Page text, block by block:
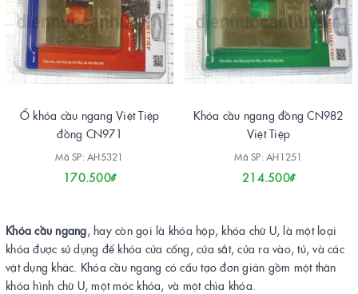
Ổ khóa cầu ngang Việt Tiệp
đồng CN971
Mã SP: AH5321
170.500₫
Khóa cầu ngang đồng CN982
Việt Tiệp
Mã SP: AH1251
214.500₫
Khóa cầu ngang, hay còn gọi là khóa hộp, khóa chữ U, là một loại
khóa được sử dụng để khóa cửa cổng, cửa sắt, cửa ra vào, tủ, và các
vật dụng khác. Khóa cầu ngang có cấu tạo đơn giản gồm một thân
khóa hình chữ U, một móc khóa, và một chìa khóa.